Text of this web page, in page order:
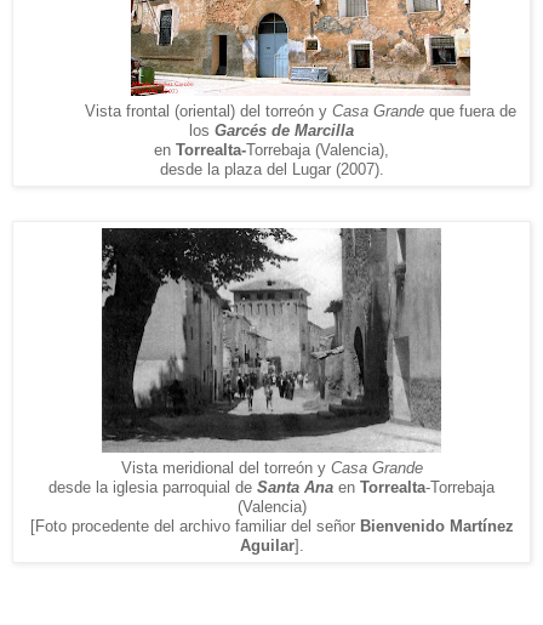
Vista frontal (oriental) del torreón y Casa Grandeque fuera de
los Garcés de Marcilla
en Torrealta-Torrebaja (Valencia),
desde la plaza del Lugar (2007).
Vista meridional del torreón y Casa Grande
desde la iglesia parroquial de Santa Ana en Torrealta-Torrebaja
(Valencia)
[Foto procedente del archivo familiar del señor Bienvenido Martínez
Aguilar].